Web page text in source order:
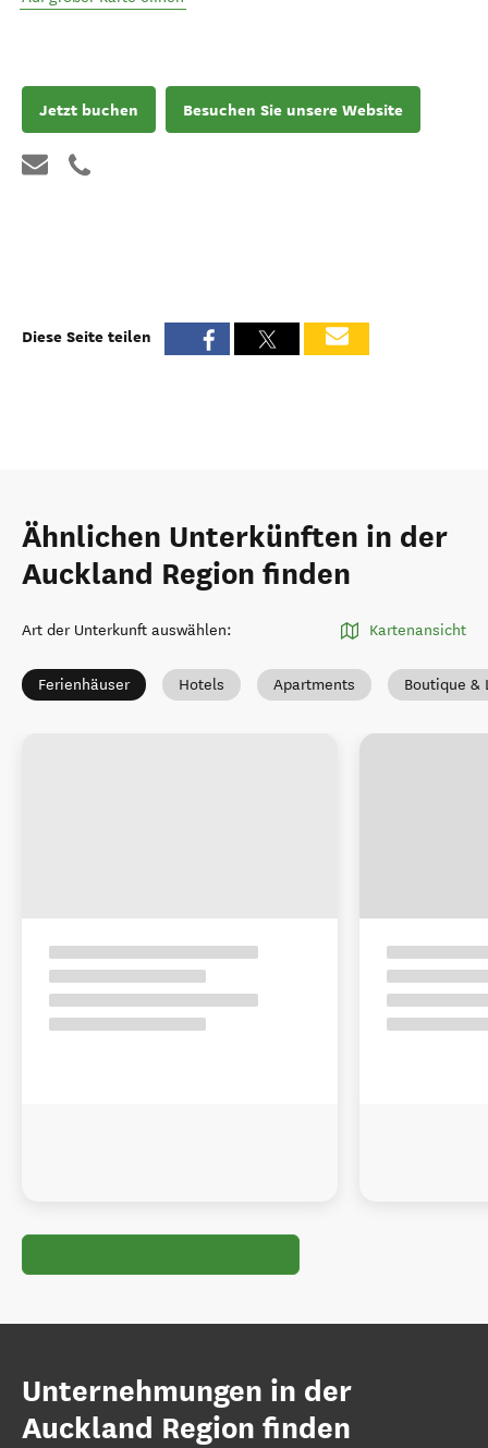
Jetzt buchen Besuchen Sie unsere Website
Diese Seite teilen
Ähnlichen Unterkünften in der
Auckland Region finden
Art der Unterkunft auswählen: Kartenansicht
Ferienhäuser Hotels Apartments Boutique &
Unternehmungen in der
Auckland Region finden